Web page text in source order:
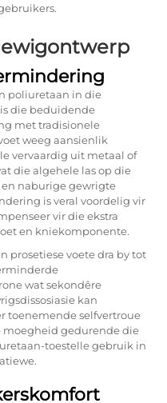
poliuretaan in die
die beduidende
met tradisionele
weeg aansienlik
vervaardig uit metaal of
die algehele las op die
naburige gewrigte
is veral voordelig vir
vir die ekstra
en kniekomponente.
prosetiese voete dra by tot
wat sekondêre
kan
toenemende selfvertroue
gedurende die
toestelle gebruik in